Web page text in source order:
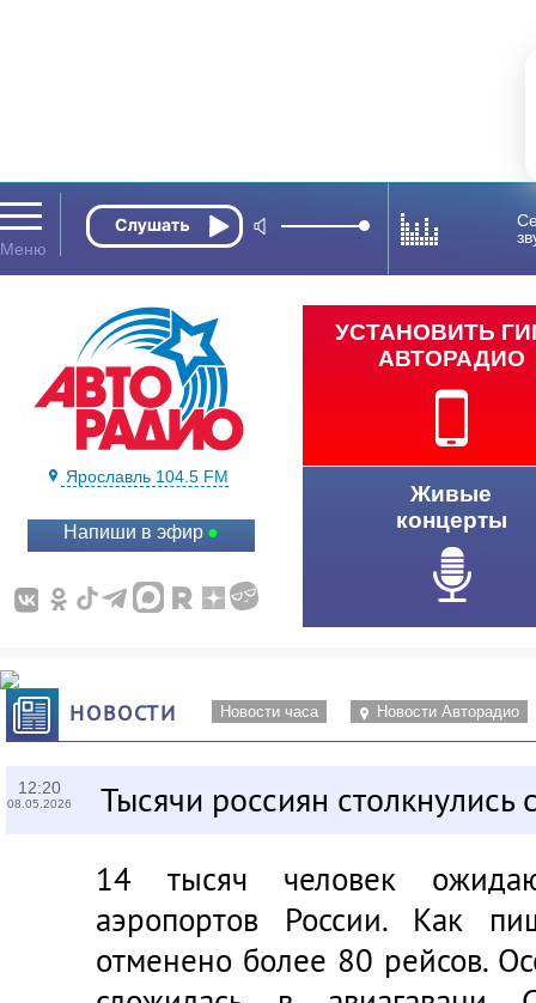
Ярославль 104.5 FM
Напиши в эфир
УСТАНОВИТЬ
АВТОРАДИО
Живые
концерты
НОВОСТИ Новости часа Новости Авторадио
12:20
08.05.2026 Тысячи россиян столкнулись
14 тысяч человек
аэропортов России. Как
отменено более 80 рейсов.